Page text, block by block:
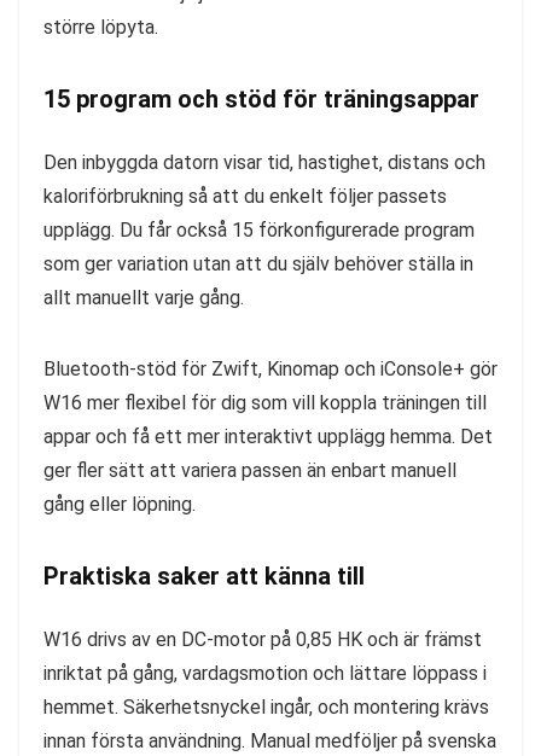
större löpyta.
15 program och stöd för träningsappar
Den inbyggda datorn visar tid, hastighet, distans och
kaloriförbrukning så att du enkelt följer passets
upplägg. Du får också 15 förkonfigurerade program
som ger variation utan att du själv behöver ställa in
allt manuellt varje gång.
Bluetooth-stöd för Zwift, Kinomap och iConsole+ gör
W16 mer flexibel för dig som vill koppla träningen till
appar och få ett mer interaktivt upplägg hemma. Det
ger fler sätt att variera passen än enbart manuell
gång eller löpning.
Praktiska saker att känna till
W16 drivs av en DC-motor på 0,85 HK och är främst
inriktat på gång, vardagsmotion och lättare löppass i
hemmet. Säkerhetsnyckel ingår, och montering krävs
innan första användning. Manual medföljer på svenska